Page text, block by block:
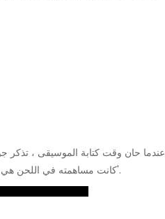
عندما حان وقت كتابة الموسيقى ،
'كانت مساهمته في اللحن هي التناغم والثمانية الوسطى نفسها'. لم يكن لدى جورج مارتن أي شكوك حيال ذلك أيضًا.